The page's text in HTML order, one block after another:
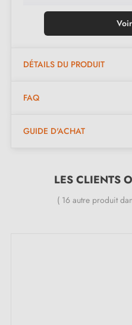
intérieure, qu’il s’agisse
espaces commerciaux.
longévité.
et durabilité)
Poignée de porte
DÉTAILS DU PRODUIT
FAQ
GUIDE D'ACHAT
LES CLIENTS
( 16 autre produit